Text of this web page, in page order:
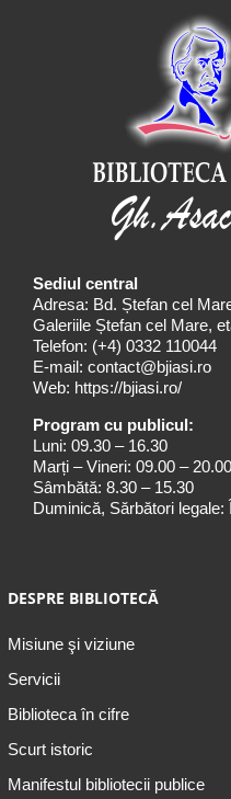
Sediul central
Adresa: Bd. Ștefan cel
Galeriile Ștefan cel Mare,
Telefon: (+4) 0332 110044
E-mail: contact@bjiasi.ro
Web: https://bjiasi.ro/
Program cu publicul:
Luni: 09.30 – 16.30
Marți – Vineri: 09.00 – 20.00
Sâmbătă: 8.30 – 15.30
Duminică, Sărbători legale:
DESPRE BIBLIOTECĂ
Misiune şi viziune
Servicii
Biblioteca în cifre
Scurt istoric
Manifestul bibliotecii publice